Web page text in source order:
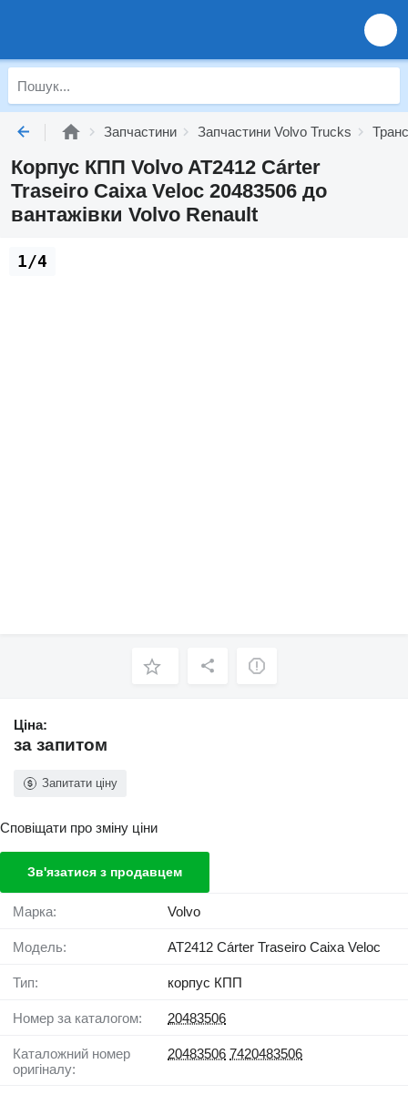
Запчастини Запчастини Volvo Trucks
Корпус КПП Volvo AT2412 Cárter
Traseiro Caixa Veloc 20483506 до
вантажівки Volvo Renault
1/4
Ціна:
за запитом
Запитати ціну
Сповіщати про зміну ціни
Зв'язатися з продавцем
Марка: Volvo
Модель: AT2412 Cárter Traseiro Caixa Veloc
Тип: корпус КПП
Номер за каталогом: 20483506
Каталожний номер
оригіналу:
20483506 7420483506